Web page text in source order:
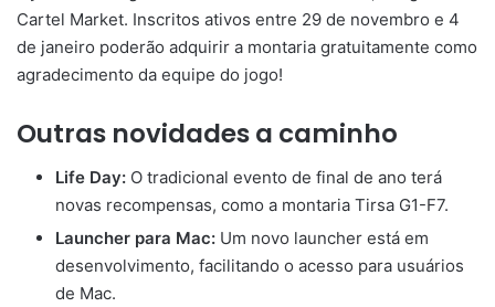
Cartel Market. Inscritos ativos entre 29 de novembro e 4
de janeiro poderão adquirir a montaria gratuitamente como
agradecimento da equipe do jogo!
Outras novidades a caminho
Life Day: O tradicional evento de final de ano terá
novas recompensas, como a montaria Tirsa G1-F7.
Launcher para Mac: Um novo launcher está em
desenvolvimento, facilitando o acesso para usuários
de Mac.